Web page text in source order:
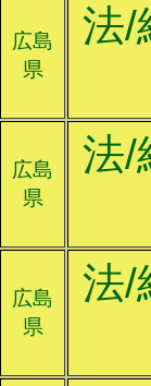
広島
県
法/
広島
県
法/
広島
県
法/